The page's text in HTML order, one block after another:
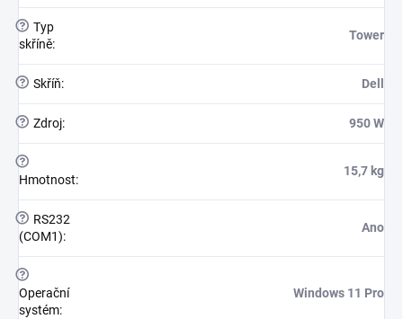
? Typ
skříně:
Tower
? Skříň: Dell
? Zdroj: 950 W
?
Hmotnost:
15,7 kg
?
RS232
(COM1):
Ano
?
Operační
systém:
Windows 11 Pro